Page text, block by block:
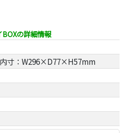
の詳細情報
寸：W296×D77×H57mm